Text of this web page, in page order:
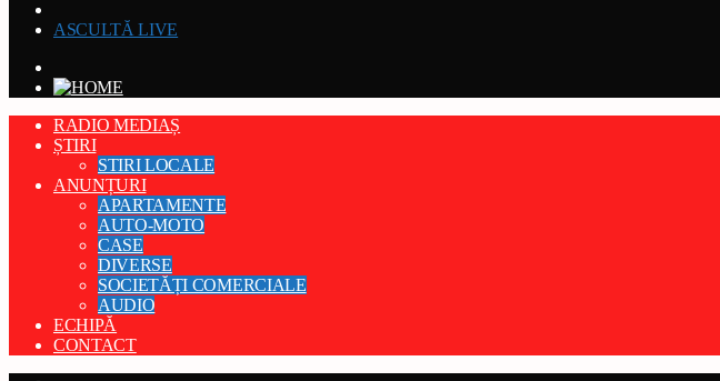
ASCULTĂ LIVE
RADIO MEDIAȘ
ȘTIRI
STIRI LOCALE
ANUNȚURI
APARTAMENTE
AUTO-MOTO
CASE
DIVERSE
SOCIETĂȚI COMERCIALE
AUDIO
ECHIPĂ
CONTACT